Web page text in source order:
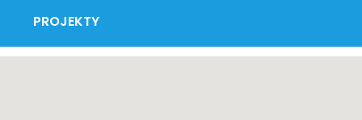
PROJEKTY